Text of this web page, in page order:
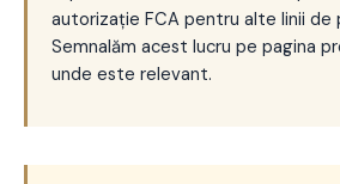
autorizație FCA pentru alte linii de
Semnalăm acest lucru pe pagina
unde este relevant.